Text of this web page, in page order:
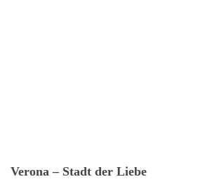
Verona – Stadt der Liebe